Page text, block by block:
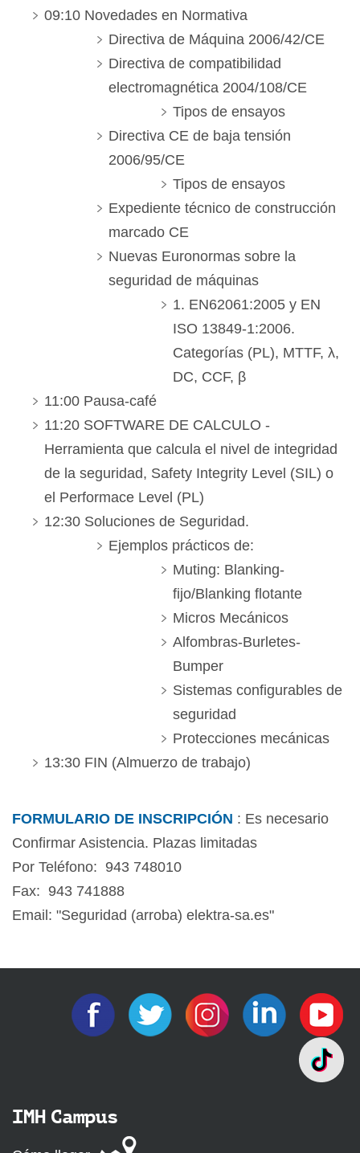
09:10 Novedades en Normativa
Directiva de Máquina 2006/42/CE
Directiva de compatibilidad
electromagnética 2004/108/CE
Tipos de ensayos
Directiva CE de baja tensión
2006/95/CE
Tipos de ensayos
Expediente técnico de construcción
marcado CE
Nuevas Euronormas sobre la
seguridad de máquinas
1. EN62061:2005 y EN
ISO 13849-1:2006.
Categorías (PL), MTTF, λ,
DC, CCF, β
11:00 Pausa-café
11:20 SOFTWARE DE CALCULO -
Herramienta que calcula el nivel de integridad
de la seguridad, Safety Integrity Level (SIL) o
el Performace Level (PL)
12:30 Soluciones de Seguridad.
Ejemplos prácticos de:
Muting: Blanking-
fijo/Blanking flotante
Micros Mecánicos
Alfombras-Burletes-
Bumper
Sistemas configurables de
seguridad
Protecciones mecánicas
13:30 FIN (Almuerzo de trabajo)
FORMULARIO DE INSCRIPCIÓN : Es necesario
Confirmar Asistencia. Plazas limitadas
Por Teléfono: 943 748010
Fax: 943 741888
Email: "Seguridad (arroba) elektra-sa.es"
IMH Campus